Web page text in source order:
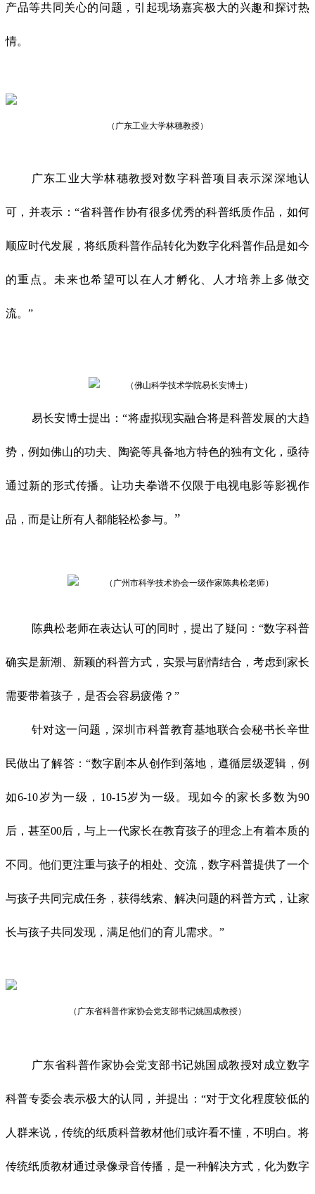
产品等共同关心的问题，引起现场嘉宾极大的兴趣和探讨热
情。
（广东工业大学林穗教授）
广东工业大学林穗教授对数字科普项目表示深深地认
可，并表示：“省科普作协有很多优秀的科普纸质作品，如何
顺应时代发展，将纸质科普作品转化为数字化科普作品是如今
的重点。未来也希望可以在人才孵化、人才培养上多做交
流。”
（佛山科学技术学院易长安博士）
易长安博士提出：“将虚拟现实融合将是科普发展的大趋
势，例如佛山的功夫、陶瓷等具备地方特色的独有文化，亟待
通过新的形式传播。让功夫拳谱不仅限于电视电影等影视作
品，而是让所有人都能轻松参与。 ”
（广州市科学技术协会一级作家陈典松老师）
陈典松老师在表达认可的同时，提出了疑问：“数字科普
确实是新潮、新颖的科普方式，实景与剧情结合，考虑到家长
需要带着孩子，是否会容易疲倦？”
针对这一问题，深圳市科普教育基地联合会秘书长辛世
民做出了解答：“数字剧本从创作到落地，遵循层级逻辑，例
如6-10岁为一级，10-15岁为一级。现如今的家长多数为90
后，甚至00后，与上一代家长在教育孩子的理念上有着本质的
不同。他们更注重与孩子的相处、交流，数字科普提供了一个
与孩子共同完成任务，获得线索、解决问题的科普方式，让家
长与孩子共同发现，满足他们的育儿需求。”
（广东省科普作家协会党支部书记姚国成教授）
广东省科普作家协会党支部书记姚国成教授对成立数字
科普专委会表示极大的认同，并提出：“对于文化程度较低的
人群来说，传统的纸质科普教材他们或许看不懂，不明白。将
传统纸质教材通过录像录音传播，是一种解决方式，化为数字